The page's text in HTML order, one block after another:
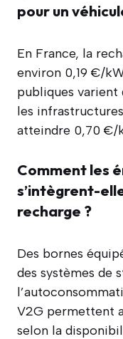
pour un
En France, la
environ 0,19 €/
publiques
les
atteindre 0,70 €/
Comment les
s’intègrent-
recharge ?
Des bornes
des systèmes de
V2G permettent
selon la